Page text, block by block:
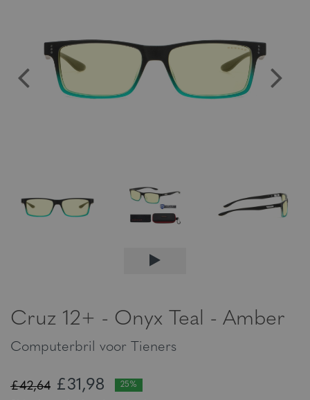
Cruz 12+ - Onyx Teal - Amber
Computerbril voor Tieners
£42,64 £31,98 25%